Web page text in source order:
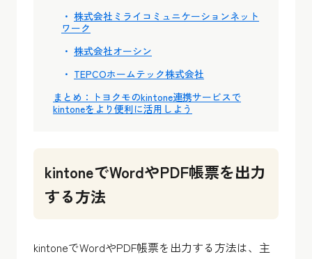
株式会社ミライコミュニケーションネット
ワーク
株式会社オーシン
TEPCOホームテック株式会社
まとめ：トヨクモのkintone連携サービスで
kintoneをより便利に活用しよう
kintoneでWordやPDF帳票を出力
する方法
kintoneでWordやPDF帳票を出力する方法は、主